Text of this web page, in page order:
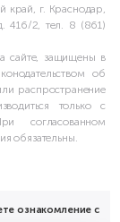
край, г. Краснодар,
416/2, тел. 8 (861)
сайте, защищены в
об
распространение
только с
согласованном
обязательны.
ознакомление с